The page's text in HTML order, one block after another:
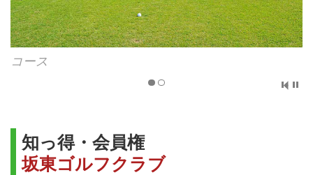
コース
知っ得・会員権
坂東ゴルフクラブ